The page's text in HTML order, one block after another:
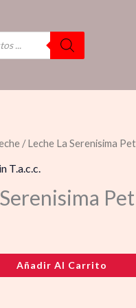
/ Leche La Serenisima
T.a.c.c.
Añadir Al Carrito